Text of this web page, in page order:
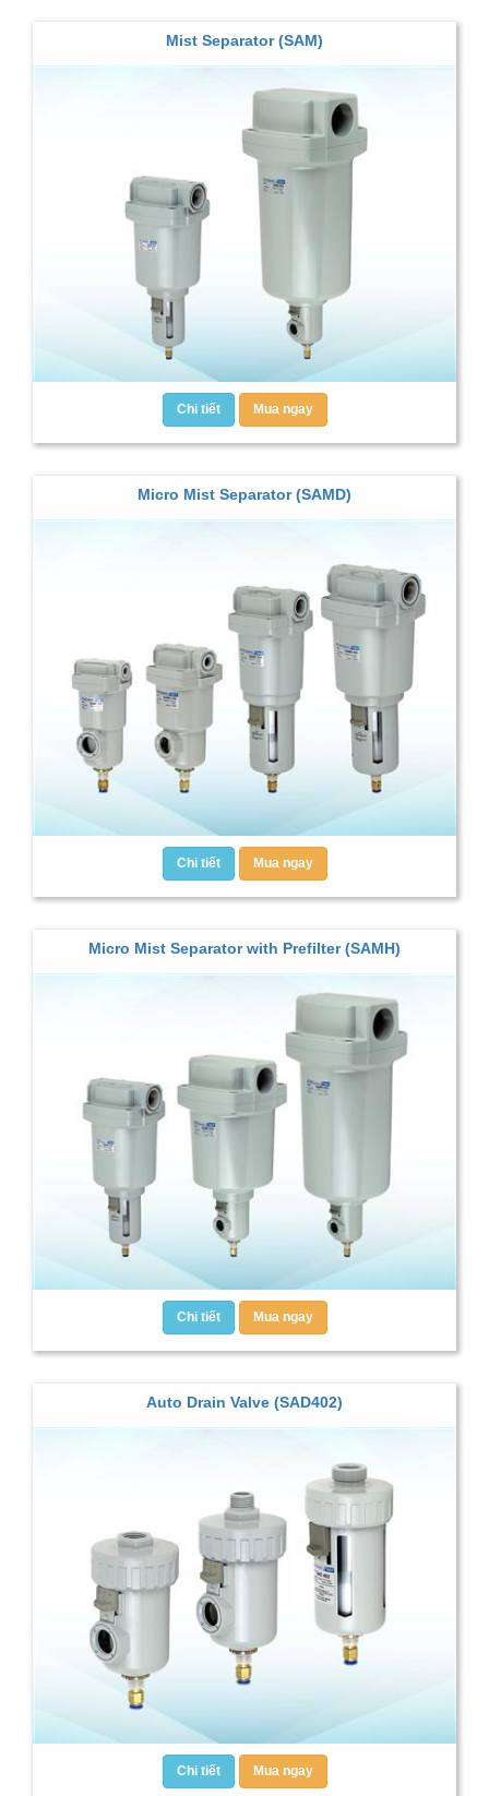
Mist Separator (SAM)
Chi tiết Mua ngay
Micro Mist Separator (SAMD)
Chi tiết Mua ngay
Micro Mist Separator with Prefilter (SAMH)
Chi tiết Mua ngay
Auto Drain Valve (SAD402)
Chi tiết Mua ngay